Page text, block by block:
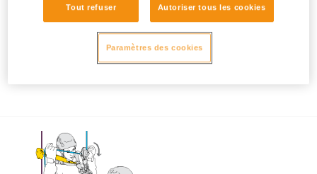
Comment choisir entre ASAP’SORBER 20
Tout refuser Autoriser tous les cookies
Paramètres des cookies